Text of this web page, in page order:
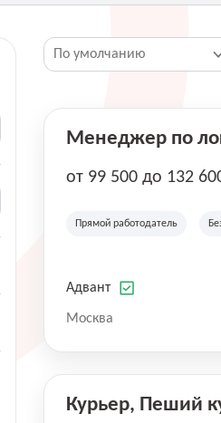
Менеджер по
от 99 500 до 132
Прямой работодатель
Адвант
Москва
Курьер, Пеший